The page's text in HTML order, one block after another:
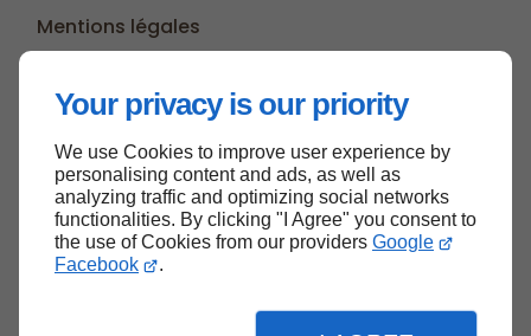
Your privacy is our priority
We use Cookies to improve user experience by
personalising content and ads, as well as
analyzing traffic and optimizing social networks
functionalities. By clicking "I Agree" you consent to
the use of Cookies from our providers Google
Facebook
.
Mentions légales
Haut de page